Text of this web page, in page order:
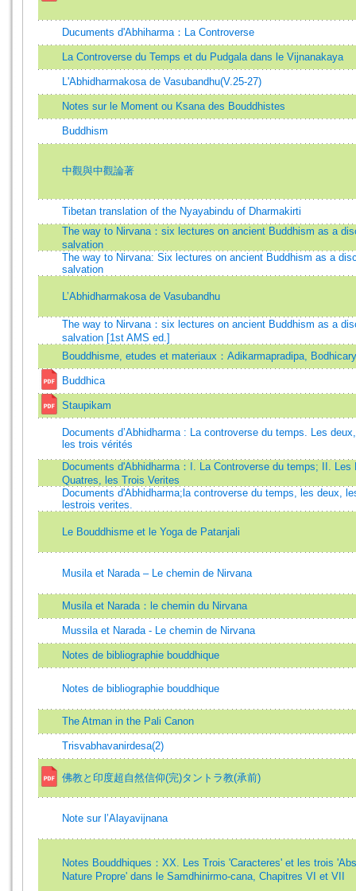
Ducuments d'Abhiharma：La Controverse
La Controverse du Temps et du Pudgala dans le Vijnanakaya
L'Abhidharmakosa de Vasubandhu(V.25-27)
Notes sur le Moment ou Ksana des Bouddhistes
Buddhism
中觀與中觀論著
Tibetan translation of the Nyayabindu of Dharmakirti
The way to Nirvana：six lectures on ancient Buddhism as a
salvation
The way to Nirvana: Six lectures on ancient Buddhism as a
salvation
L’Abhidharmakosa de Vasubandhu
The way to Nirvana：six lectures on ancient Buddhism as a
salvation [1st AMS ed.]
Bouddhisme, etudes et materiaux：Adikarmapradipa,
Buddhica
Staupikam
Documents d’Abhidharma : La controverse du temps. Les
les trois vérités
Documents d'Abhidharma：I. La Controverse du temps; II. Les
Quatres, les Trois Verites
Documents d'Abhidharma;la controverse du temps, les deux,
lestrois verites.
Le Bouddhisme et le Yoga de Patanjali
Musila et Narada – Le chemin de Nirvana
Musila et Narada：le chemin du Nirvana
Mussila et Narada - Le chemin de Nirvana
Notes de bibliographie bouddhique
Notes de bibliographie bouddhique
The Atman in the Pali Canon
Trisvabhavanirdesa(2)
佛教と印度超自然信仰(完)タントラ教(承前)
Note sur l’Alayavijnana
Notes Bouddhiques：XX. Les Trois 'Caracteres' et les trois
Nature Propre' dans le Samdhinirmo-cana, Chapitres VI et VII